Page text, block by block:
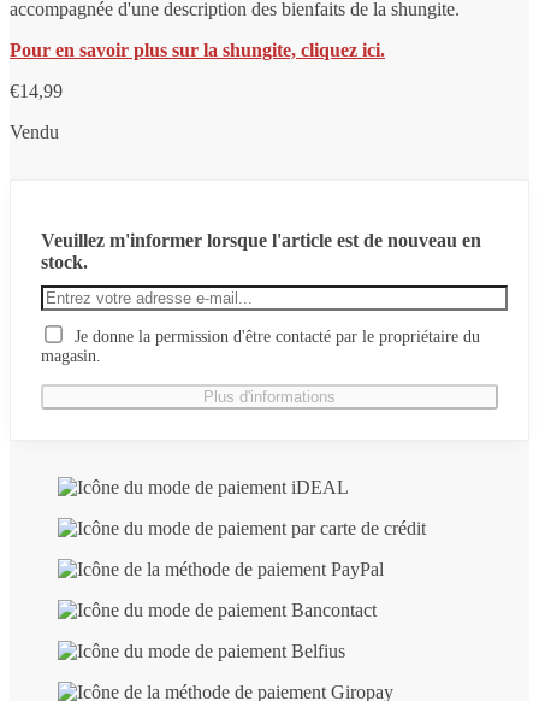
accompagnée d'une description des bienfaits de la shungite.
Pour en savoir plus sur la shungite, cliquez ici.
€14,99
Vendu
Veuillez m'informer lorsque l'article est de nouveau en
stock.
Je donne la permission d'être contacté par le propriétaire du
magasin.